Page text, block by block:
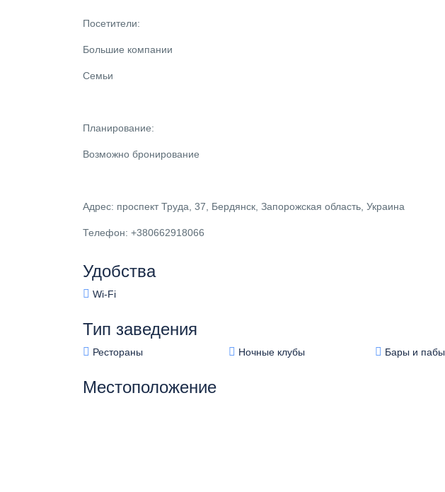
Посетители:
Большие компании
Семьи
Планирование:
Возможно бронирование
Адрес: проспект Труда, 37, Бердянск, Запорожская область, Украина
Телефон: +380662918066
Удобства
Wi-Fi
Тип заведения
Рестораны Ночные клубы Бары и пабы
Местоположение